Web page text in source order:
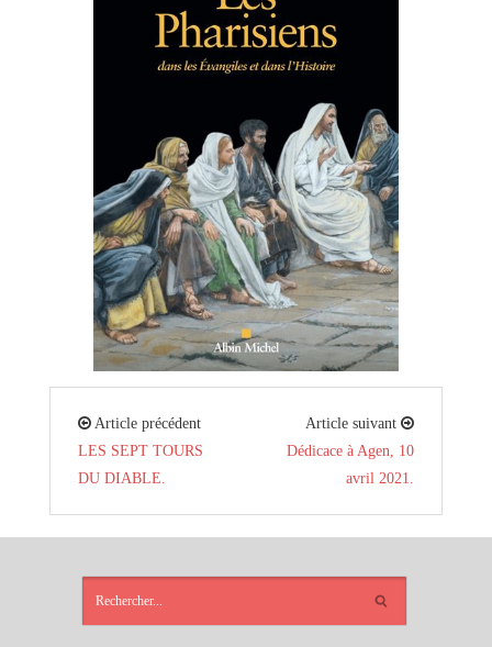
Article précédent
LES SEPT TOURS
DU DIABLE.
Article suivant
Dédicace à Agen, 10
avril 2021.